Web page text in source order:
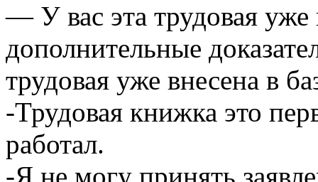
— У вас эта трудовая уже
дополнительные
трудовая уже внесена в
-Трудовая книжка это
работал.
-Я не могу принять